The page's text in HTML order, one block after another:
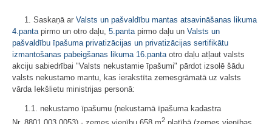
1. Saskaņā ar Valsts un pašvaldību mantas atsavināšanas likuma
4.pantapirmo un otro daļu, 5.pantapirmo daļu un Valsts un
pašvaldību īpašuma privatizācijas un privatizācijas sertifikātu
izmantošanas pabeigšanas likuma 16.pantaotro daļu atļaut valsts
akciju sabiedrībai "Valsts nekustamie īpašumi" pārdot izsolē šādu
valsts nekustamo mantu, kas ierakstīta zemesgrāmatā uz valsts
vārda Iekšlietu ministrijas personā:
1.1. nekustamo īpašumu (nekustamā īpašuma kadastra
2